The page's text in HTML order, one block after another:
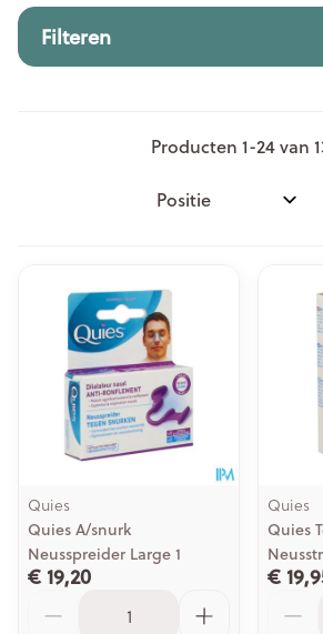
Filteren
Producten 1-24van
Sorteer op:
Quies
Quies A/snurk
Neusspreider Large 1
€ 19,20
Quies
Quies
€